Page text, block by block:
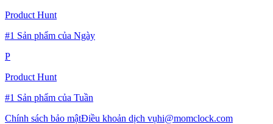
Product Hunt
#1 Sản phẩm của Ngày
P
Product Hunt
#1 Sản phẩm của Tuần
Chính sách bảo mậtĐiều khoản dịch vụhi@momclock.com